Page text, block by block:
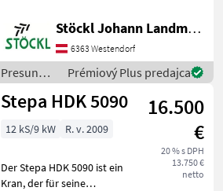
Joysticksteuerung mit
Fußpedale, Spur 2, 50m,
Schoppeinrichtung,
Standort Westendorf (A)
Presun ma
Stöckl Johann Landmaschinen GesmbH & Co KG
6363 Westendorf
Presun
materiálu
/ Maraton
Prémiový Plus predajca
Stepa HDK 5090
16.500
€
20 % s DPH
13.750 €
netto
12 kS/9 kW R. v. 2009
Der Stepa HDK 5090 ist ein
Kran, der für seine